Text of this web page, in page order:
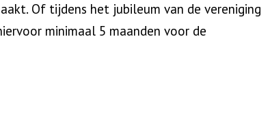
Of tijdens het jubileum van de vereniging
minimaal 5 maanden voor de